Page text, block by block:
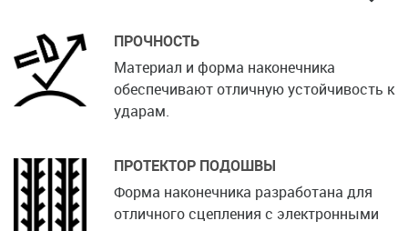
ПРОЧНОСТЬ
Материал и форма наконечника
обеспечивают отличную устойчивость к
ударам.
ПРОТЕКТОР ПОДОШВЫ
Форма наконечника разработана для
отличного сцепления с электронными